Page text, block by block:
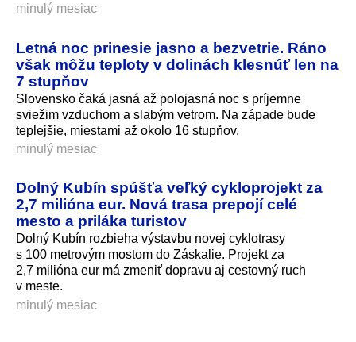
minulý mesiac
Letná noc prinesie jasno a bezvetrie. Ráno
však môžu teploty v dolinách klesnúť len na
7 stupňov
Slovensko čaká jasná až polojasná noc s príjemne
sviežim vzduchom a slabým vetrom. Na západe bude
teplejšie, miestami až okolo 16 stupňov.
minulý mesiac
Dolný Kubín spúšťa veľký cykloprojekt za
2,7 milióna eur. Nová trasa prepojí celé
mesto a priláka turistov
Dolný Kubín rozbieha výstavbu novej cyklotrasy
s 100 metrovým mostom do Záskalie. Projekt za
2,7 milióna eur má zmeniť dopravu aj cestovný ruch
v meste.
minulý mesiac